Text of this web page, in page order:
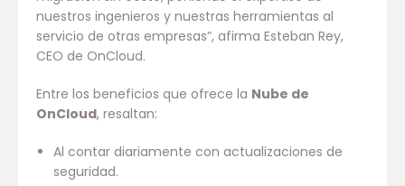
nuestros ingenieros y nuestras herramientas al
servicio de otras empresas”, afirma Esteban Rey,
CEO de OnCloud.
Entre los beneficios que ofrece la Nube de
OnCloud, resaltan:
Al contar diariamente con actualizaciones de
seguridad.